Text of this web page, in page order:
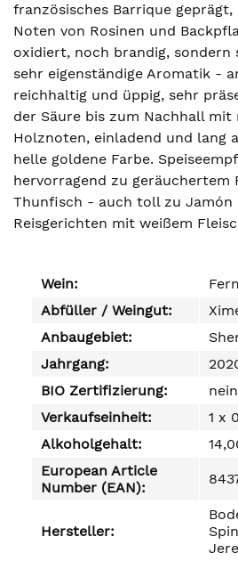
französisches Barrique
Noten von Rosinen und
oxidiert, noch brandig, sondern
sehr eigenständige Aromatik -
reichhaltig und üppig, sehr
der Säure bis zum Nachhall
Holznoten, einladend und lang
helle goldene Farbe.
hervorragend zu geräuchertem
Thunfisch - auch toll zu Jamón
Reisgerichten mit weißem
Wein:
Abfüller / Weingut:
Anbaugebiet:
Jahrgang:
BIO Zertifizierung:
nein
Verkaufseinheit:
1 x
Alkoholgehalt:
European Article
Number (EAN):
Hersteller: